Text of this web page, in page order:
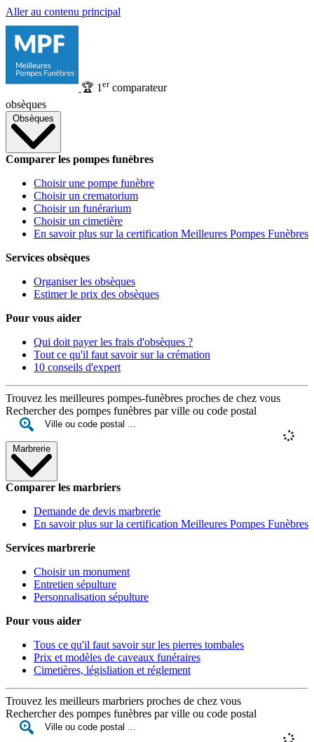
Aller au contenu principal
🏆 1 ercomparateur
obsèques
Obsèques
Comparer les pompes funèbres
Choisir une pompe funèbre
Choisir un crematorium
Choisir un funérarium
Choisir un cimetière
En savoir plus sur la certification Meilleures Pompes Funèbres
Services obsèques
Organiser les obsèques
Estimer le prix des obsèques
Pour vous aider
Qui doit payer les frais d'obsèques ?
Tout ce qu'il faut savoir sur la crémation
10 conseils d'expert
Trouvez les meilleures pompes-funèbres proches de chez vous
Rechercher des pompes funèbres par ville ou code postal
Marbrerie
Comparer les marbriers
Demande de devis marbrerie
En savoir plus sur la certification Meilleures Pompes Funèbres
Services marbrerie
Choisir un monument
Entretien sépulture
Personnalisation sépulture
Pour vous aider
Tous ce qu'il faut savoir sur les pierres tombales
Prix et modèles de caveaux funéraires
Cimetières, législiation et réglement
Trouvez les meilleurs marbriers proches de chez vous
Rechercher des pompes funèbres par ville ou code postal